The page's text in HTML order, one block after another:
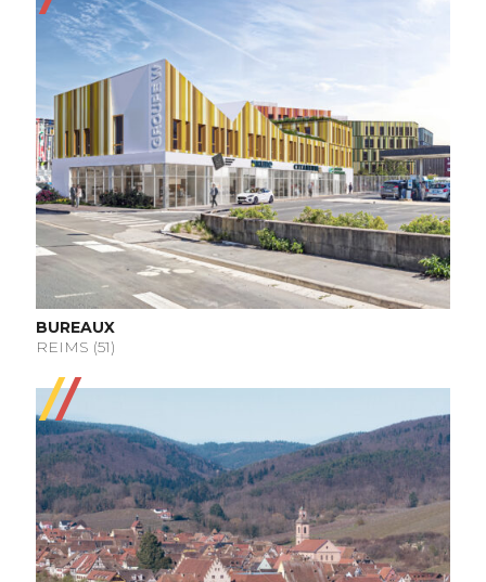
BUREAUX
REIMS (51)